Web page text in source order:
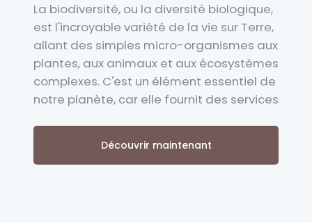
La biodiversité, ou la diversité biologique,
est l'incroyable variété de la vie sur Terre,
allant des simples micro-organismes aux
plantes, aux animaux et aux écosystèmes
complexes. C'est un élément essentiel de
notre planète, car elle fournit des services
Découvrir maintenant